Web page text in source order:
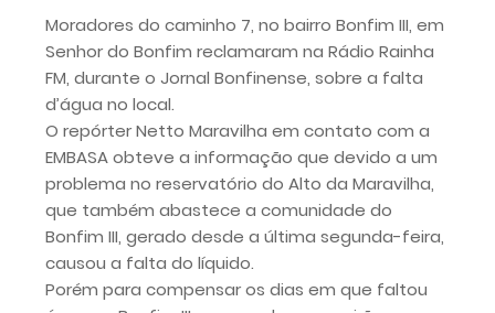
Moradores do caminho 7, no bairro Bonfim III, em
Senhor do Bonfim reclamaram na Rádio Rainha
FM, durante o Jornal Bonfinense, sobre a falta
d’água no local.
O repórter Netto Maravilha em contato com a
EMBASA obteve a informação que devido a um
problema no reservatório do Alto da Maravilha,
que também abastece a comunidade do
Bonfim III, gerado desde a última segunda-feira,
causou a falta do líquido.
Porém para compensar os dias em que faltou